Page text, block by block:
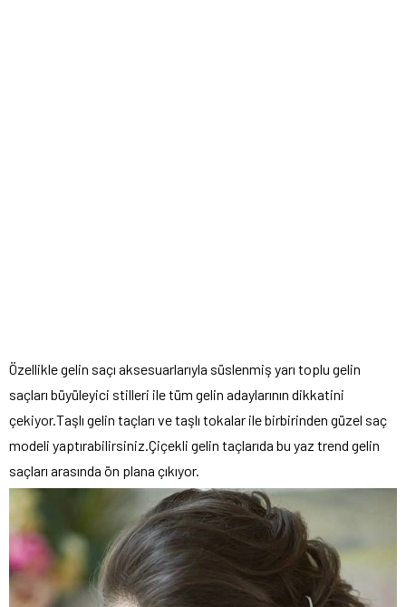
Özellikle gelin saçı aksesuarlarıyla süslenmiş yarı toplu gelin
saçları büyüleyici stilleri ile tüm gelin adaylarının dikkatini
çekiyor.Taşlı gelin taçları ve taşlı tokalar ile birbirinden güzel saç
modeli yaptırabilirsiniz.Çiçekli gelin taçlarıda bu yaz trend gelin
saçları arasında ön plana çıkıyor.